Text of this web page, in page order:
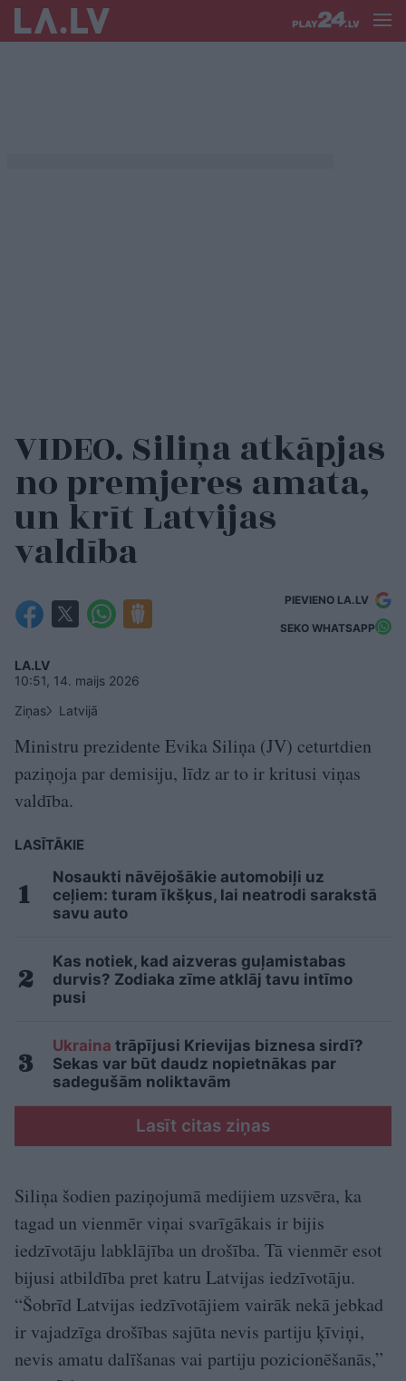
VIDEO. Siliņa atkāpjas
no premjeres amata,
un krīt Latvijas
valdība
PIEVIENO LA.LV
SEKO WHATSAPP
LA.LV
10:51, 14. maijs 2026
Ziņas
Latvijā
Ministru prezidente Evika Siliņa (JV) ceturtdien
paziņoja par demisiju, līdz ar to ir kritusi viņas
valdība.
LASĪTĀKIE
Nosaukti nāvējošākie automobiļi uz
ceļiem: turam īkšķus, lai neatrodi sarakstā
savu auto
Kas notiek, kad aizveras guļamistabas
durvis? Zodiaka zīme atklāj tavu intīmo
pusi
Ukraina trāpījusi Krievijas biznesa sirdī?
Sekas var būt daudz nopietnākas par
sadegušām noliktavām
Lasīt citas ziņas
Siliņa šodien paziņojumā medijiem uzsvēra, ka
tagad un vienmēr viņai svarīgākais ir bijis
iedzīvotāju labklājība un drošība. Tā vienmēr esot
bijusi atbildība pret katru Latvijas iedzīvotāju.
“Šobrīd Latvijas iedzīvotājiem vairāk nekā jebkad
ir vajadzīga drošības sajūta nevis partiju ķīviņi,
nevis amatu dalīšanas vai partiju pozicionēšanās,”